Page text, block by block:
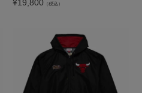
¥19,800 （税込）